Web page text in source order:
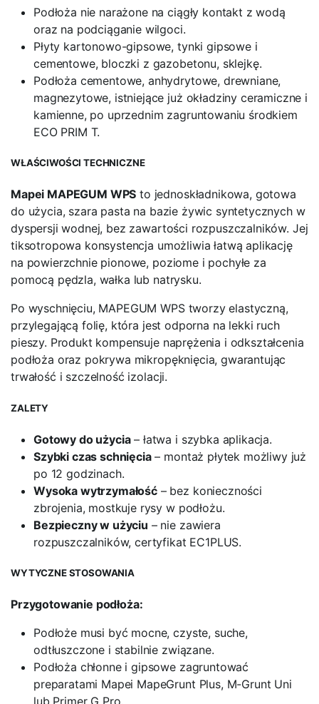
Podłoża nie narażone na ciągły kontakt z wodą
oraz na podciąganie wilgoci.
Płyty kartonowo-gipsowe, tynki gipsowe i
cementowe, bloczki z gazobetonu, sklejkę.
Podłoża cementowe, anhydrytowe, drewniane,
magnezytowe, istniejące już okładziny ceramiczne i
kamienne, po uprzednim zagruntowaniu środkiem
ECO PRIM T.
WŁAŚCIWOŚCI TECHNICZNE
Mapei MAPEGUM WPS to jednoskładnikowa, gotowa
do użycia, szara pasta na bazie żywic syntetycznych w
dyspersji wodnej, bez zawartości rozpuszczalników. Jej
tiksotropowa konsystencja umożliwia łatwą aplikację
na powierzchnie pionowe, poziome i pochyłe za
pomocą pędzla, wałka lub natrysku.
Po wyschnięciu, MAPEGUM WPS tworzy elastyczną,
przylegającą folię, która jest odporna na lekki ruch
pieszy. Produkt kompensuje naprężenia i odkształcenia
podłoża oraz pokrywa mikropęknięcia, gwarantując
trwałość i szczelność izolacji.
ZALETY
Gotowy do użycia– łatwa i szybka aplikacja.
Szybki czas schnięcia– montaż płytek możliwy już
po 12 godzinach.
Wysoka wytrzymałość– bez konieczności
zbrojenia, mostkuje rysy w podłożu.
Bezpieczny w użyciu – nie zawiera
rozpuszczalników, certyfikat EC1PLUS.
WYTYCZNE STOSOWANIA
Przygotowanie podłoża:
Podłoże musi być mocne, czyste, suche,
odtłuszczone i stabilnie związane.
Podłoża chłonne i gipsowe zagruntować
preparatami Mapei MapeGrunt Plus, M-Grunt Uni